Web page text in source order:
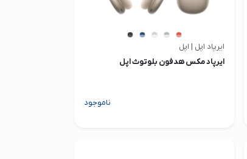
ایرپاد اپل | اپل
ایرپاد مکس هدفون بلوتوث اپل
ناموجود